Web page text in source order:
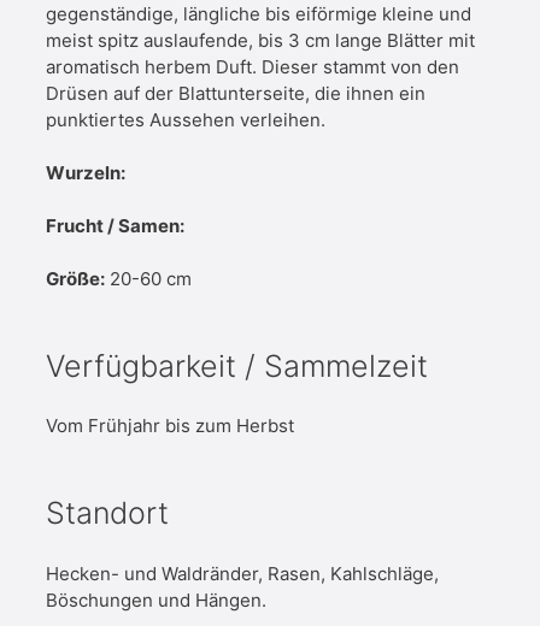
gegenständige, längliche bis eiförmige kleine und
meist spitz auslaufende, bis 3 cm lange Blätter mit
aromatisch herbem Duft. Dieser stammt von den
Drüsen auf der Blattunterseite, die ihnen ein
punktiertes Aussehen verleihen.
Wurzeln:
Frucht / Samen:
Größe: 20-60 cm
Verfügbarkeit / Sammelzeit
Vom Frühjahr bis zum Herbst
Standort
Hecken- und Waldränder, Rasen, Kahlschläge,
Böschungen und Hängen.